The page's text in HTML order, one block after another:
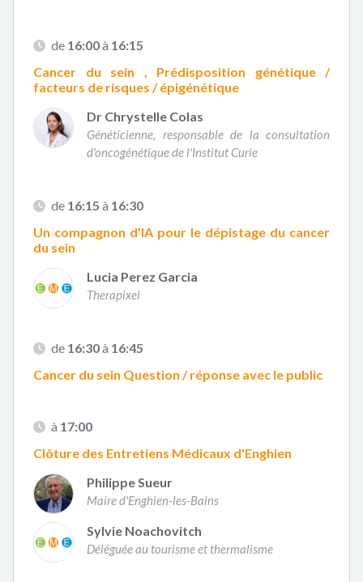
de 16:00à 16:15
Cancer du sein , Prédisposition génétique /
facteurs de risques / épigénétique
Dr Chrystelle Colas
Généticienne, responsable de la consultation
d'oncogénétique de l'Institut Curie
de 16:15 à 16:30
Un compagnon d’IA pour le dépistage du cancer
du sein
Lucia Perez Garcia
Therapixel
de 16:30à 16:45
Cancer du sein Question / réponse avec le public
à 17:00
Clôture des Entretiens Médicaux d'Enghien
Philippe Sueur
Maire d'Enghien-les-Bains
Sylvie Noachovitch
Déléguée au tourisme et thermalisme